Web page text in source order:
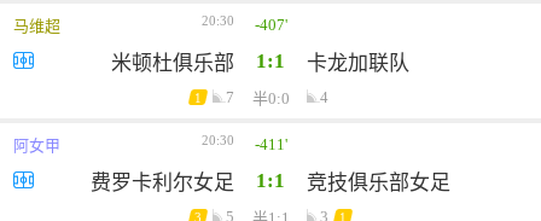
马维超 20:30 -407'
米顿杜俱乐部 1:1 卡龙加联队
1 7 半0:0 4
阿女甲 20:30 -411'
费罗卡利尔女足 1:1 竞技俱乐部女足
3 5 3 1